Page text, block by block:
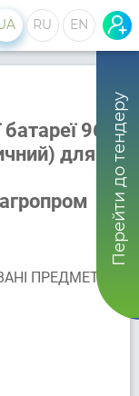
RU EN
Перейти до тендеру
96
для
ПРЕДМЕТИ